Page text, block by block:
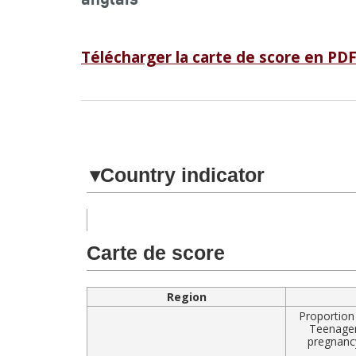
Télécharger la carte de score en PDF